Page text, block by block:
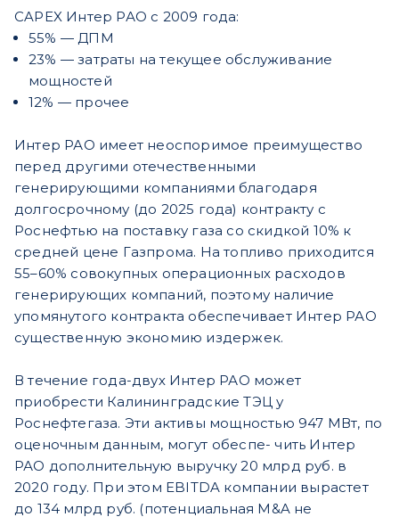
CAPEX Интер РАО с 2009 года:
55% — ДПМ
23% — затраты на текущее обслуживание
мощностей
12% — прочее
Интер РАО имеет неоспоримое преимущество
перед другими отечественными
генерирующими компаниями благодаря
долгосрочному (до 2025 года) контракту с
Роснефтью на поставку газа со скидкой 10% к
средней цене Газпрома. На топливо приходится
55–60% совокупных операционных расходов
генерирующих компаний, поэтому наличие
упомянутого контракта обеспечивает Интер РАО
существенную экономию издержек.
В течение года-двух Интер РАО может
приобрести Калининградские ТЭЦ у
Роснефтегаза. Эти активы мощностью 947 МВт, по
оценочным данным, могут обеспе- чить Интер
РАО дополнительную выручку 20 млрд руб. в
2020 году. При этом EBITDA компании вырастет
до 134 млрд руб. (потенциальная M&A не